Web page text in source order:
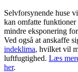
Selvforsynende huse
kan omfatte
mindre eksponering
Ved også at anskaffe
indeklima, hvilket vil
luftfugtighed. Læs
her.